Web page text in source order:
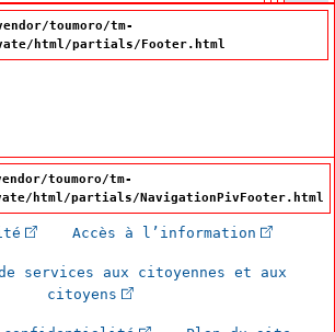
toumoro/tm-
html/partials/Footer.html
toumoro/tm-
html/partials/NavigationPivFooter.html
(Cet hyperlien externe s'ouvrira
Accès à l’information (Cet
services aux citoyennes et aux
citoyens(Cet hyperlien externe